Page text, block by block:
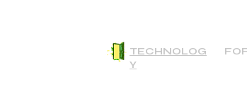
TECHNOLOG
Y